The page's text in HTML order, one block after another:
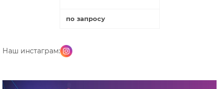
по запросу
Наш инстаграм: